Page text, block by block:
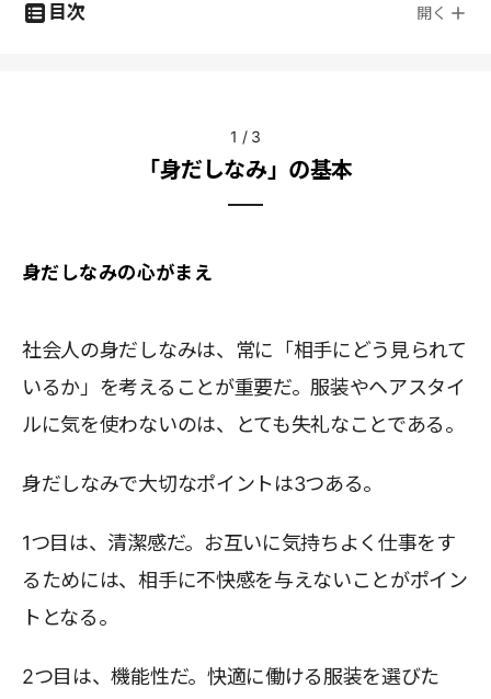
目次 開く
1 / 3
「身だしなみ」の基本
身だしなみの心がまえ
社会人の身だしなみは、常に「相手にどう見られて
いるか」を考えることが重要だ。服装やヘアスタイ
ルに気を使わないのは、とても失礼なことである。
身だしなみで大切なポイントは3つある。
1つ目は、清潔感だ。お互いに気持ちよく仕事をす
るためには、相手に不快感を与えないことがポイン
トとなる。
2つ目は、機能性だ。快適に働ける服装を選びた